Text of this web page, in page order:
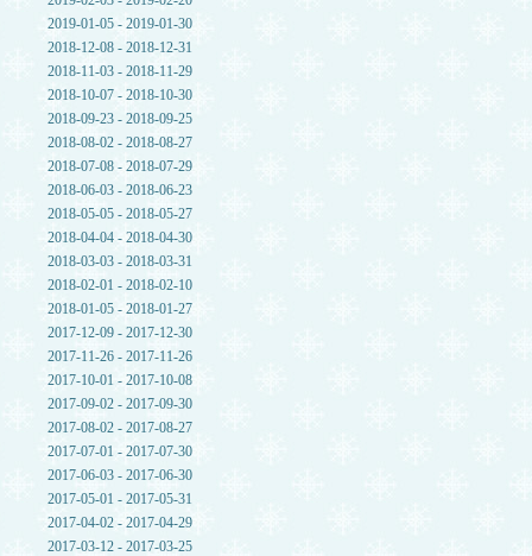
2019-01-05 - 2019-01-30
2018-12-08 - 2018-12-31
2018-11-03 - 2018-11-29
2018-10-07 - 2018-10-30
2018-09-23 - 2018-09-25
2018-08-02 - 2018-08-27
2018-07-08 - 2018-07-29
2018-06-03 - 2018-06-23
2018-05-05 - 2018-05-27
2018-04-04 - 2018-04-30
2018-03-03 - 2018-03-31
2018-02-01 - 2018-02-10
2018-01-05 - 2018-01-27
2017-12-09 - 2017-12-30
2017-11-26 - 2017-11-26
2017-10-01 - 2017-10-08
2017-09-02 - 2017-09-30
2017-08-02 - 2017-08-27
2017-07-01 - 2017-07-30
2017-06-03 - 2017-06-30
2017-05-01 - 2017-05-31
2017-04-02 - 2017-04-29
2017-03-12 - 2017-03-25